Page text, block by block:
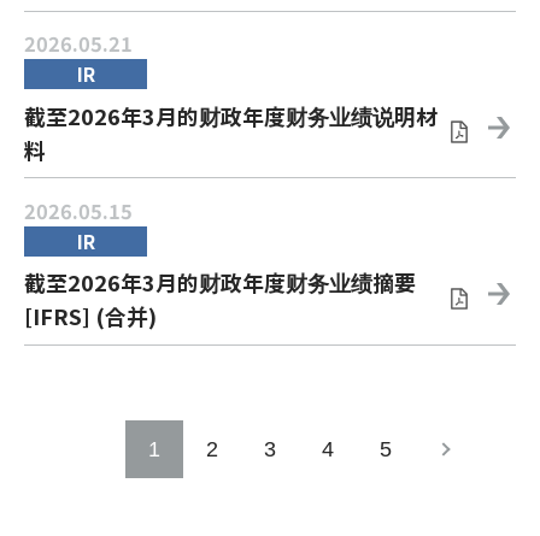
IR
2026.05.21
截至2026年3月的财政年度财务业绩说明材
料
IR
2026.05.15
截至2026年3月的财政年度财务业绩摘要
[IFRS] (合并)
1 2 3 4 5